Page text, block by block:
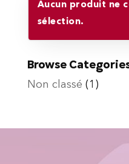
Aucun produit ne
sélection.
Browse
Non classé (1)